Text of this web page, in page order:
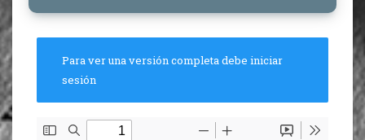
Para ver una versión completa debe iniciar
sesión